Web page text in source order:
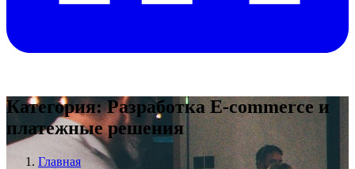
Категория: Разработка E-commerce и
платежные решения
Главная